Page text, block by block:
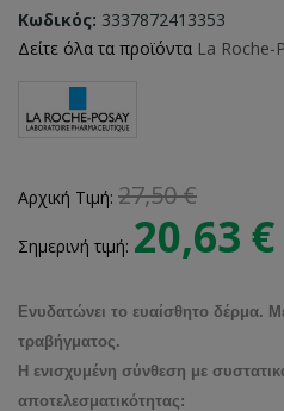
Κωδικός: 3337872413353
Δείτε όλα τα προϊόντα La Roche-
Αρχική Τιμή: 27,50 €
Σημερινή τιμή: 20,63 €
Ενυδατώνει το ευαίσθητο δέρμα.
τραβήγματος.
Η ενισχυμένη σύνθεση με
αποτελεσματικότητας: